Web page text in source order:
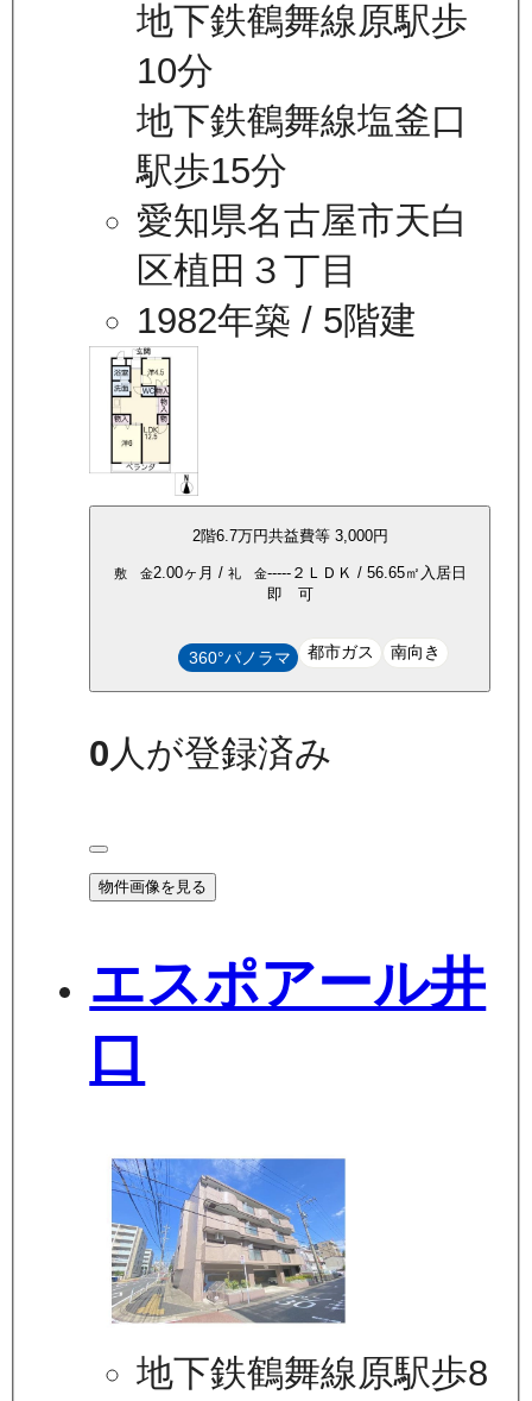
地下鉄鶴舞線原駅歩
10分
地下鉄鶴舞線塩釜口
駅歩15分
愛知県名古屋市天白
区植田３丁目
1982年築 / 5階建
2階6.7万円共益費等 3,000円
敷 金2.00ヶ月 / 礼 金-----２ＬＤＫ / 56.65㎡ 入居日
即 可
360°パノラマ 都市ガス 南向き
0 人が登録済み
物件画像を見る
エスポアール井
口
地下鉄鶴舞線原駅歩8